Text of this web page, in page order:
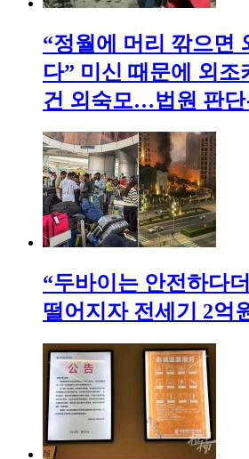
“정월에 머리 깎으면
다” 미신 때문에 외조
건 외숙모…법원 판단
“두바이는 안전하다
떨어지자 전세기 2억